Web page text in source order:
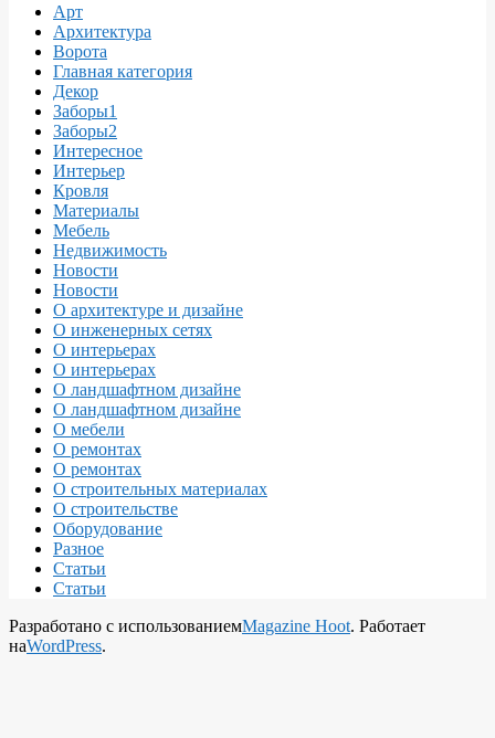
Арт
Архитектура
Ворота
Главная категория
Декор
Заборы1
Заборы2
Интересное
Интерьер
Кровля
Материалы
Мебель
Недвижимость
Новости
Новости
О архитектуре и дизайне
О инженерных сетях
О интерьерах
О интерьерах
О ландшафтном дизайне
О ландшафтном дизайне
О мебели
О ремонтах
О ремонтах
О строительных материалах
О строительстве
Оборудование
Разное
Статьи
Статьи
Разработано с использованиемMagazine Hoot. Работает
наWordPress.